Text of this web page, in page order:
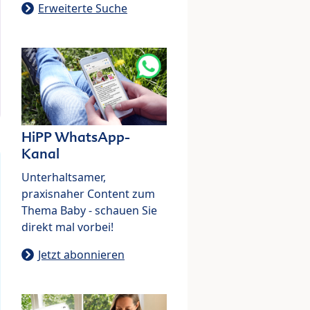
Erweiterte Suche
HiPP WhatsApp-
Kanal
Unterhaltsamer,
praxisnaher Content zum
Thema Baby - schauen Sie
direkt mal vorbei!
Jetzt abonnieren